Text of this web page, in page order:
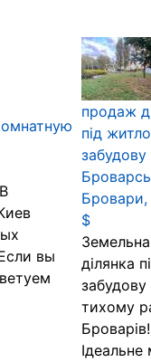
вы
продаж
під
забудову
$
Земельна
ділянка
забудову
тихому
Броварів!
Ідеальне